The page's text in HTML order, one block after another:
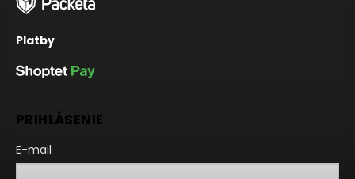
Platby
PRIHLÁSENIE
E-mail